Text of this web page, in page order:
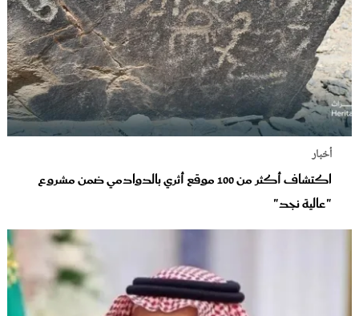
أخبار
اكتشاف أكثر من 100 موقع أثري بالدوادمي ضمن مشروع
"عالية نجد"